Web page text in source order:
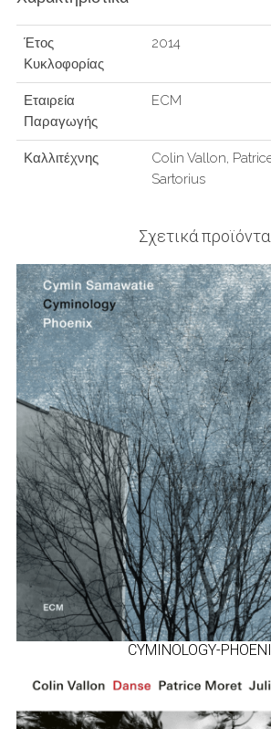
Έτος
Κυκλοφορίας
2014
Εταιρεία
Παραγωγής
ECM
Καλλιτέχνης
Colin Vallon,
Sartorius
Σχετικά προϊόντα
CYMINOLOGY-